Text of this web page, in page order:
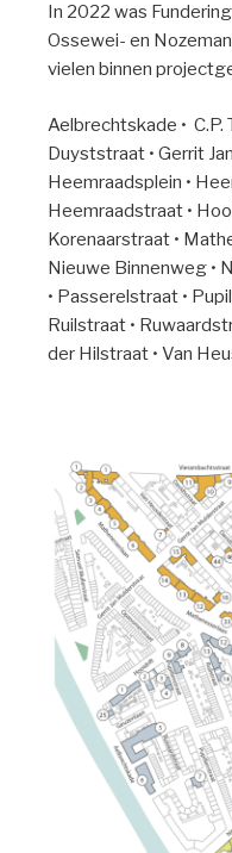
In 2022 was
Ossewei- en
vielen binnen
Aelbrechtskade • C.P.
Duyststraat • Gerrit
Heemraadsplein •
Heemraadstraat •
Korenaarstraat •
Nieuwe Binnenweg •
• Passerelstraat •
Ruilstraat •
der Hilstraat • Van